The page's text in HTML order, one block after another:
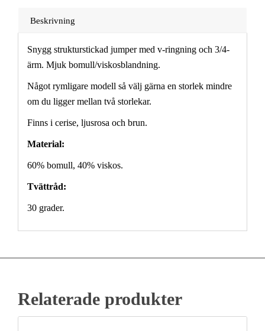
Beskrivning
Snygg strukturstickad jumper med v-ringning och 3/4-
ärm. Mjuk bomull/viskosblandning.
Något rymligare modell så välj gärna en storlek mindre
om du ligger mellan två storlekar.
Finns i cerise, ljusrosa och brun.
Material:
60% bomull, 40% viskos.
Tvättråd:
30 grader.
Relaterade produkter